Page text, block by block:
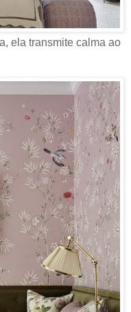
ela transmite calma ao